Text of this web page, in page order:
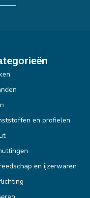
en profielen
en ijzerwaren